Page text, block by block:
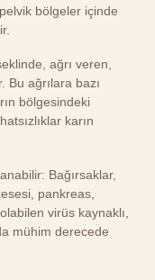
bölgeler içinde
ağrı veren,
Bu ağrılara bazı
bölgesindeki
karın
Bağırsaklar,
pankreas,
virüs kaynaklı,
mühim derecede